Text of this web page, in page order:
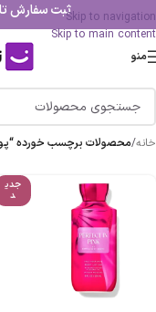
Skip to navigation
Skip to main content
ثبت سفارش تلفنی: 02191010242
منو
خانه/محصولات برچسب خورده
جدی
د